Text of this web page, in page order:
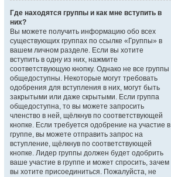
Где находятся группы и как мне вступить в
них?
Вы можете получить информацию обо всех
существующих группах по ссылке «Группы» в
вашем личном разделе. Если вы хотите
вступить в одну из них, нажмите
соответствующую кнопку. Однако не все группы
общедоступны. Некоторые могут требовать
одобрения для вступления в них, могут быть
закрытыми или даже скрытыми. Если группа
общедоступна, то вы можете запросить
членство в ней, щёлкнув по соответствующей
кнопке. Если требуется одобрение на участие в
группе, вы можете отправить запрос на
вступление, щёлкнув по соответствующей
кнопке. Лидер группы должен будет одобрить
ваше участие в группе и может спросить, зачем
вы хотите присоединиться. Пожалуйста, не